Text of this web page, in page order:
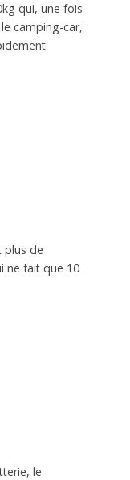
qui, une fois
camping-car,
plus de
ne fait que 10
le